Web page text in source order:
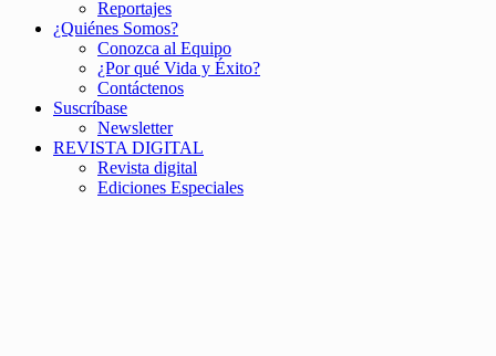
Reportajes
¿Quiénes Somos?
Conozca al Equipo
¿Por qué Vida y Éxito?
Contáctenos
Suscríbase
Newsletter
REVISTA DIGITAL
Revista digital
Ediciones Especiales